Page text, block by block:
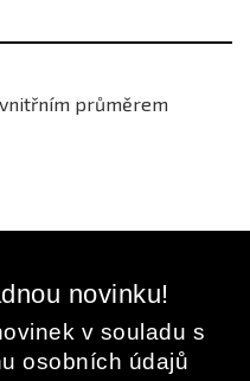
průměrem
novinku!
v souladu s
osobních údajů